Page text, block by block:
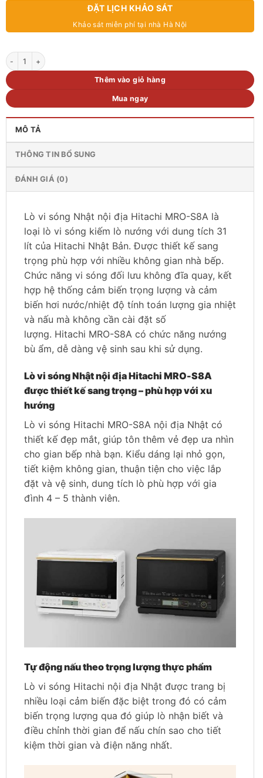
ĐẶT LỊCH KHẢO SÁT
Khảo sát miễn phí tại nhà Hà Nội
Lò vi sóng Hitachi MRO-S8A dung tích 31 lít số lượng
Thêm vào giỏ hàng
Mua ngay
MÔ TẢ
THÔNG TIN BỔ SUNG
ĐÁNH GIÁ (0)
Lò vi sóng Nhật nội địa Hitachi MRO-S8A là
loại lò vi sóng kiếm lò nướng với dung tích 31
lít của Hitachi Nhật Bản. Được thiết kế sang
trọng phù hợp với nhiều không gian nhà bếp.
Chức năng vi sóng đối lưu không đĩa quay, kết
hợp hệ thống cảm biến trọng lượng và cảm
biến hơi nước/nhiệt độ tính toán lượng gia nhiệt
và nấu mà không cần cài đặt số
lượng. Hitachi MRO-S8A có chức năng nướng
bù ẩm, dễ dàng vệ sinh sau khi sử dụng.
Lò vi sóng Nhật nội địa Hitachi MRO-S8A
được thiết kế sang trọng – phù hợp với xu
hướng
Lò vi sóng Hitachi MRO-S8A nội địa Nhật có
thiết kế đẹp mắt, giúp tôn thêm vẻ đẹp ưa nhìn
cho gian bếp nhà bạn. Kiểu dáng lại nhỏ gọn,
tiết kiệm không gian, thuận tiện cho việc lắp
đặt và vệ sinh, dung tích lò phù hợp với gia
đình 4 – 5 thành viên.
Tự động nấu theo trọng lượng thực phẩm
Lò vi sóng Hitachi nội địa Nhật được trang bị
nhiều loại cảm biến đặc biệt trong đó có cảm
biến trọng lượng qua đó giúp lò nhận biết và
điều chỉnh thời gian để nấu chín sao cho tiết
kiệm thời gian và điện năng nhất.